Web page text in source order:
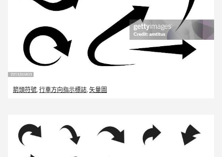
箭頭符號 行車方向指示標誌 矢量圖